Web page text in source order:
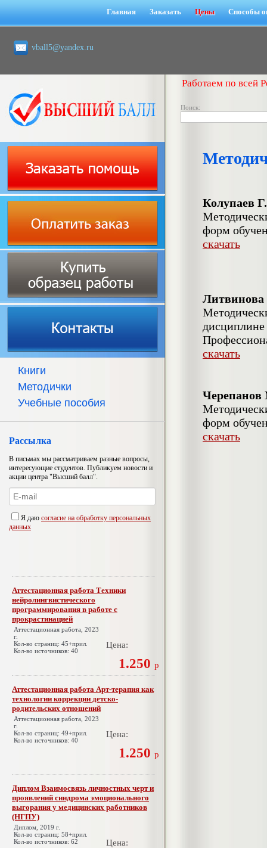
Главная Заказать Цены Способы
vball5@yandex.ru
Работаем по всей
Поиск:
Книги
Методички
Учебные пособия
Рассылка
В письмах мы рассматриваем разные вопросы,
интересующие студентов. Публикуем новости и
акции центра "Высший балл".
Я даю согласие на обработку персональных
данных
Аттестационная работа Техники
нейролингвистического
программирования в работе с
прокрастинацией
Аттестационная работа, 2023
г.
Кол-во страниц: 45+прил.
Кол-во источников: 40
Цена:
1.250 р
Аттестационная работа Арт-терапия как
технологии коррекции детско-
родительских отношений
Аттестационная работа, 2023
г.
Кол-во страниц: 49+прил.
Кол-во источников: 40
Цена:
1.250 р
Диплом Взаимосвязь личностных черт и
проявлений синдрома эмоционального
выгорания у медицинских работников
(НГПУ)
Диплом, 2019 г.
Кол-во страниц: 58+прил.
Кол-во источников: 62
Цена:
Колупаев
форм
скачать
дисциплине
скачать
Черепанов
форм
скачать